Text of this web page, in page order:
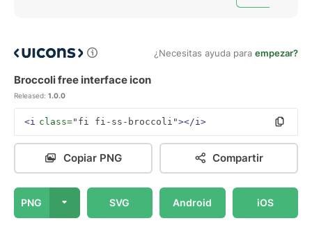
¿Necesitas ayuda para empezar?
Broccoli free interface icon
Released: 1.0.0
<i class="fi fi-ss-broccoli"></i>
Copiar PNG Compartir
PNG SVG Android iOS